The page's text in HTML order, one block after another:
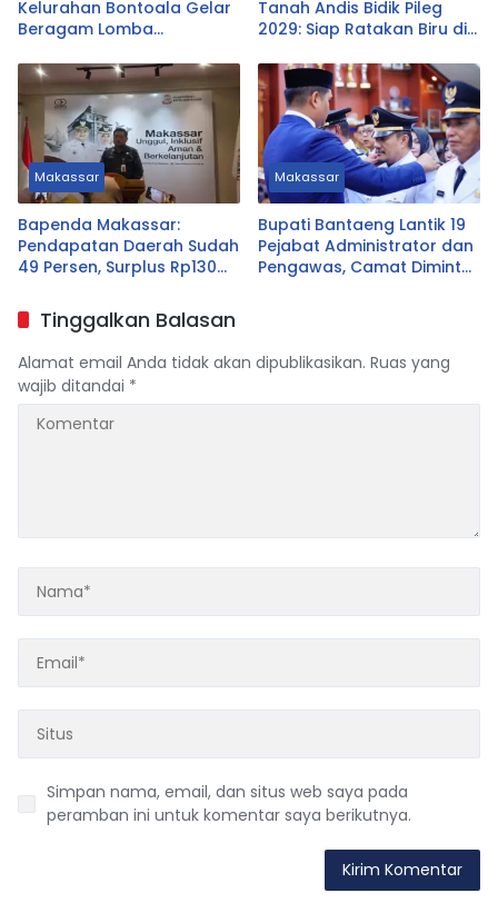
Kelurahan Bontoala Gelar
Beragam Lomba
Seluruh Warga
Tanah Andis Bidik Pileg
2029: Siap Ratakan Biru di
Makassar
Bapenda Makassar:
Pendapatan Daerah Sudah
49 Persen, Surplus Rp130
Makassar
Bupati Bantaeng Lantik 19
Pejabat Administrator dan
Pengawas, Camat Diminta
Tinggalkan Balasan
Alamat email Anda tidak akan dipublikasikan. Ruas yang
wajib ditandai *
Simpan nama, email, dan situs web saya pada
peramban ini untuk komentar saya berikutnya.